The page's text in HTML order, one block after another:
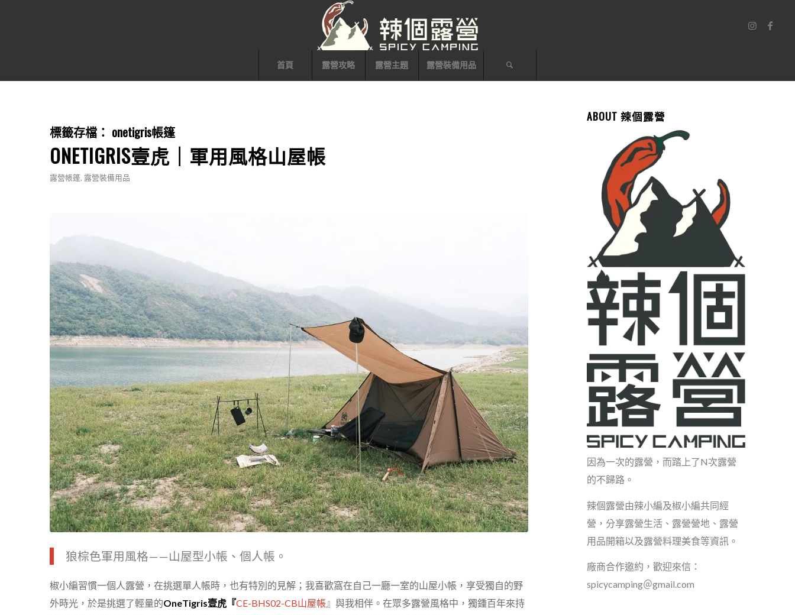
首頁 露營攻略 露營主題 露營裝備用品
標籤存檔： onetigris帳篷
ONETIGRIS壹虎｜軍用風格山屋帳
露營帳篷, 露營裝備用品
狼棕色軍用風格——山屋型小帳、個人帳。
椒小編習慣一個人露營，在挑選單人帳時，也有特別的見解；我喜歡窩在自己一廳一室的山屋小帳，享受獨自的野
外時光，於是挑選了輕量的OneTigris壹虎『CE-BHS02-CB山屋帳』與我相伴。在眾多露營風格中，獨鍾百年來持
ABOUT 辣個露營
因為一次的露營，而踏上了N次露營
的不歸路。
辣個露營由辣小編及椒小編共同經
營，分享露營生活、露營營地、露營
用品開箱以及露營料理美食等資訊。
廠商合作邀約，歡迎來信：
spicycamping＠gmail.com